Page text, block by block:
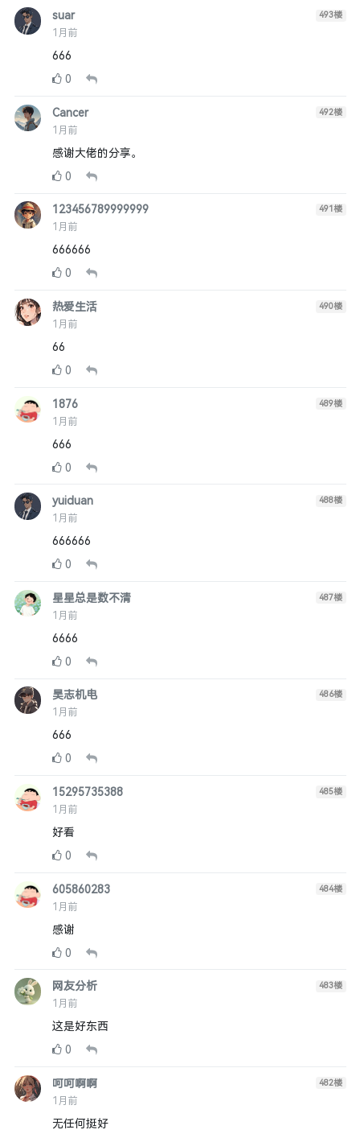
suar
1月前
493楼
666
0
Cancer
1月前
492楼
感谢大佬的分享。
0
123456789999999
1月前
491楼
666666
0
热爱生活
1月前
490楼
66
0
1876
1月前
489楼
666
0
yuiduan
1月前
488楼
666666
0
星星总是数不清
1月前
487楼
6666
0
昊志机电
1月前
486楼
666
0
15295735388
1月前
485楼
好看
0
605860283
1月前
484楼
感谢
0
网友分析
1月前
483楼
这是好东西
0
呵呵啊啊
1月前
482楼
无任何挺好